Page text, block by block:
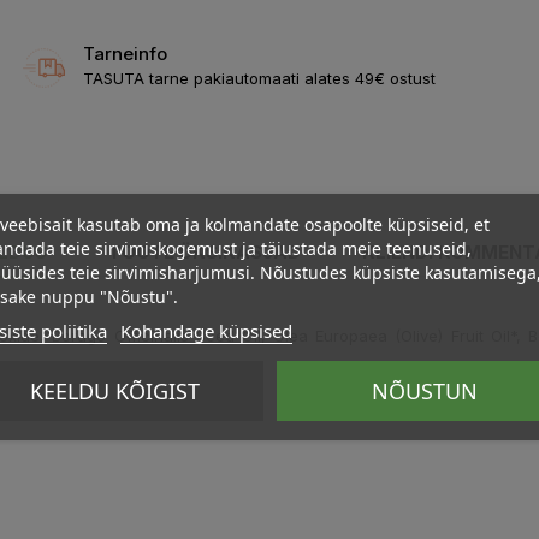
Tarneinfo
TASUTA tarne pakiautomaati alates 49€ ostust
TOOTE ÜKSIKASJAD KLIENDI
Borago Officinalis Seed Oil, Olea Europaea (Olive) Fruit Oil*,
kasutab oma ja kolmandate osapoolte küpsiseid, et
teie sirvimiskogemust ja täiustada meie teenuseid,
teie sirvimisharjumusi. Nõustudes küpsiste
nuppu "Nõustu".
poliitika Kohandage küpsised
KEELDU KÕIGIST NÕUSTUN